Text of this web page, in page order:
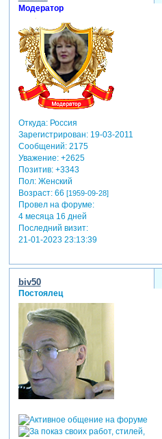
Модератор
Откуда:Россия
Зарегистрирован: 19-03-2011
Сообщений:2175
Уважение: +2625
Позитив: +3343
Пол:Женский
Возраст:66 [1959-09-28]
Провел на форуме:
4 месяца 16 дней
Последний визит:
21-01-2023 23:13:39
biv50
Постоялец